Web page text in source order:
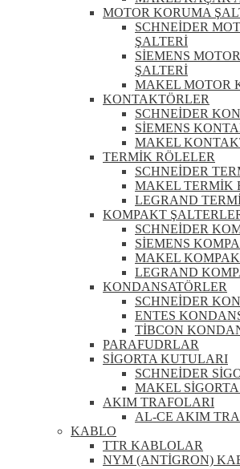
MOTOR KORUMA
SCHNEİDER
ŞALTERİ
SİEMENS
ŞALTERİ
MAKEL MOTOR
KONTAKTÖRLER
SCHNEİDER
SİEMENS
MAKEL
TERMİK RÖLELER
SCHNEİDER
MAKEL TERMİK
LEGRAND
KOMPAKT
SCHNEİDER
SİEMENS
MAKEL
LEGRAND
KONDANSATÖRLER
SCHNEİDER
ENTES
TİBCON
PARAFUDRLAR
SİGORTA KUTULARI
SCHNEİDER
MAKEL
AKIM TRAFOLARI
AL-CE AKIM
KABLO
TTR KABLOLAR
NYM (ANTİGRON)